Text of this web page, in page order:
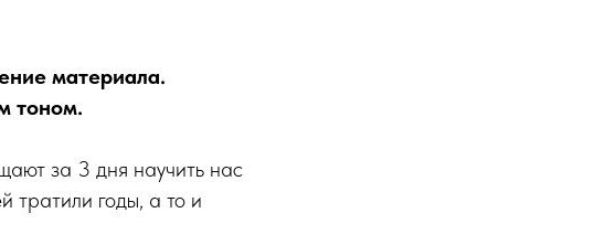
материала.
тоном.
за 3 дня научить нас
тратили годы, а то и